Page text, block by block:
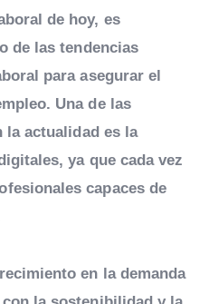
de hoy, es
de las tendencias
para asegurar el
Una de las
la actualidad es la
ya que cada vez
capaces de
en la demanda